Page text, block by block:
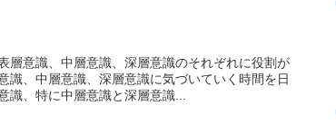
層意識、中層意識、深層意識のそれぞれに役割が
識、中層意識、深層意識に気づいていく時間を日
、特に中層意識と深層意識...